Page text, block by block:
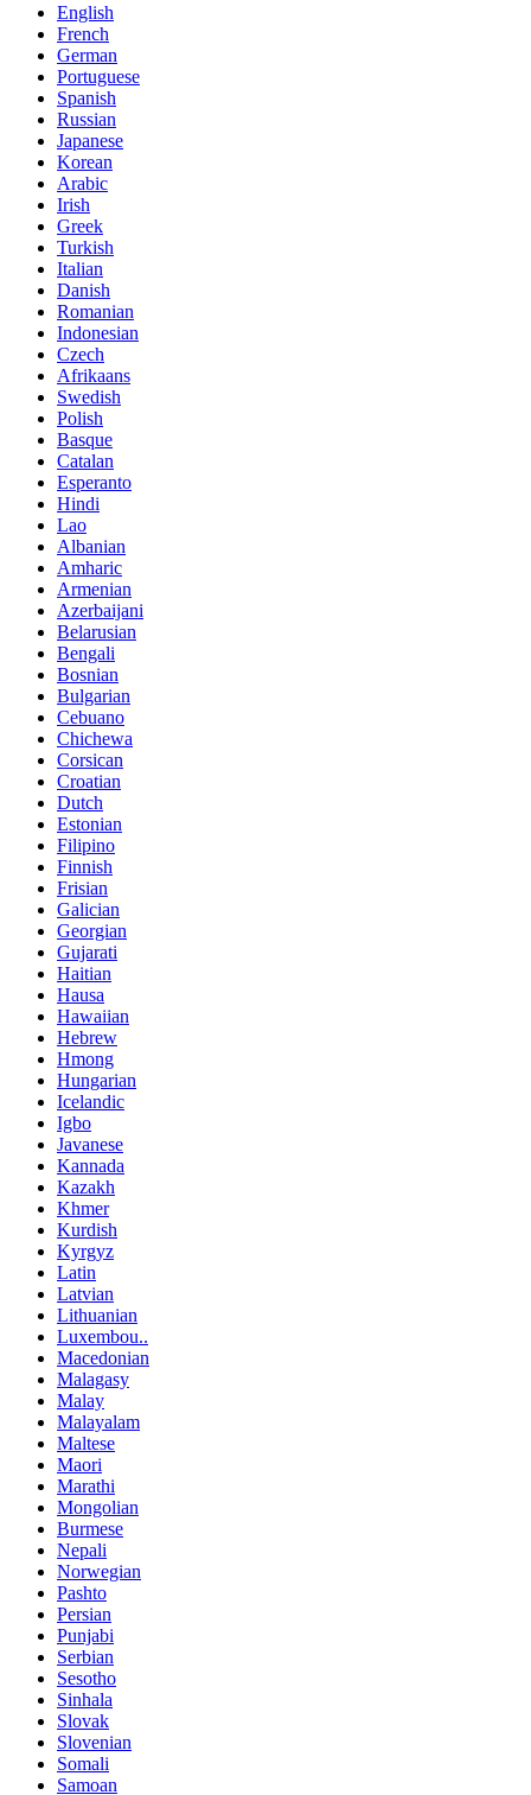
English
French
German
Portuguese
Spanish
Russian
Japanese
Korean
Arabic
Irish
Greek
Turkish
Italian
Danish
Romanian
Indonesian
Czech
Afrikaans
Swedish
Polish
Basque
Catalan
Esperanto
Hindi
Lao
Albanian
Amharic
Armenian
Azerbaijani
Belarusian
Bengali
Bosnian
Bulgarian
Cebuano
Chichewa
Corsican
Croatian
Dutch
Estonian
Filipino
Finnish
Frisian
Galician
Georgian
Gujarati
Haitian
Hausa
Hawaiian
Hebrew
Hmong
Hungarian
Icelandic
Igbo
Javanese
Kannada
Kazakh
Khmer
Kurdish
Kyrgyz
Latin
Latvian
Lithuanian
Luxembou..
Macedonian
Malagasy
Malay
Malayalam
Maltese
Maori
Marathi
Mongolian
Burmese
Nepali
Norwegian
Pashto
Persian
Punjabi
Serbian
Sesotho
Sinhala
Slovak
Slovenian
Somali
Samoan